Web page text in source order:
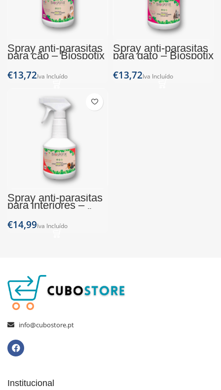
Spray anti-parasitas
para cão – Biospotix
(500 ml)
€
Spray anti-parasitas
para gato – Biospotix
(500 ml)
€
Spray anti-parasitas
para interiores –
Biospotix (500 ml)
€
info@cubostore.pt
Institucional